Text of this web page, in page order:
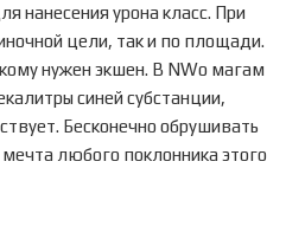
нанесения урона класс. При
цели, так и по площади.
нужен экшен. В NWo магам
синей субстанции,
Бесконечно обрушивать
любого поклонника этого